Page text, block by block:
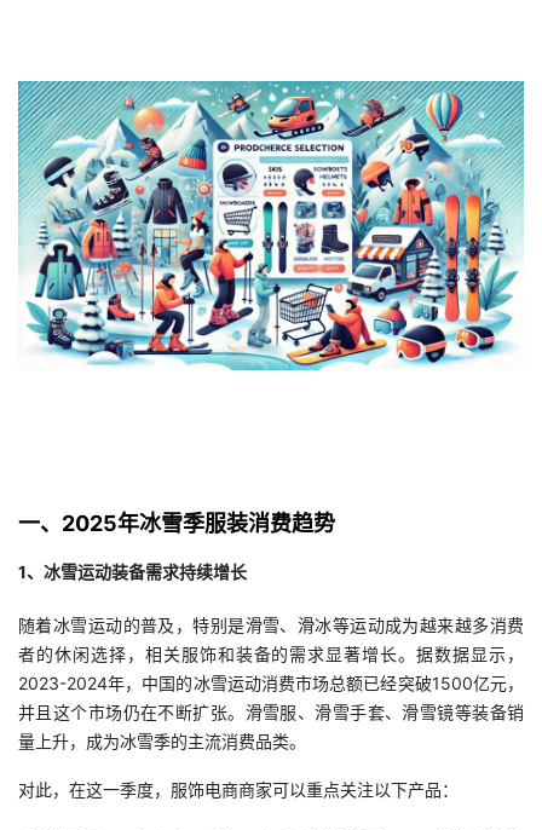
发
者
我
的
博
我
的
我
注
的
开
发
者
的
Programs
我
的
支
一、2025年冰雪季服装消费趋势
1、冰雪运动装备需求持续增长
随着冰雪运动的普及，特别是滑雪、滑冰等运动成为越来越多消费
者的休闲选择，相关服饰和装备的需求显著增长。据数据显示，
2023-2024年，中国的冰雪运动消费市场总额已经突破1500亿元，
并且这个市场仍在不断扩张。滑雪服、滑雪手套、滑雪镜等装备销
量上升，成为冰雪季的主流消费品类。
对此，在这一季度，服饰电商商家可以重点关注以下产品：